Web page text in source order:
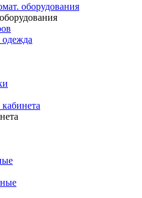
оборудования
одежда